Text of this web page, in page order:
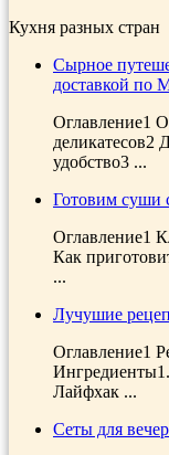
Кухня разных стран
Сырное
доставкой по
Оглавление1
деликатесов2
удобство3 ...
Готовим суши
Оглавление1
Как
...
Лучушие
Оглавление1
Лайфхак ...
Сеты для